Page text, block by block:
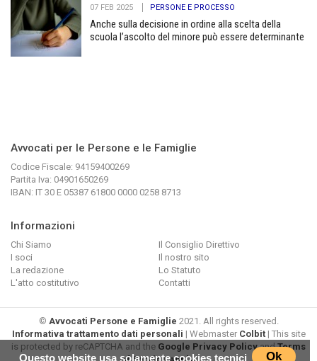
07 FEB 2025 PERSONE E PROCESSO
Anche sulla decisione in ordine alla scelta della
scuola l’ascolto del minore può essere determinante
Avvocati per le Persone e le Famiglie
Codice Fiscale: 94159400269
Partita Iva: 04901650269
IBAN: IT 30 E 05387 61800 0000 0258 8713
Informazioni
Chi Siamo
Il Consiglio Direttivo
I soci
Il nostro sito
La redazione
Lo Statuto
L'atto costitutivo
Contatti
© Avvocati Persone e Famiglie 2021. All rights reserved.
Informativa trattamento dati personali | Webmaster Colbit| This site
is protected by reCAPTCHA and the Google Privacy PolicyandTerms
Ok
Questo website usa solamente cookies tecnici